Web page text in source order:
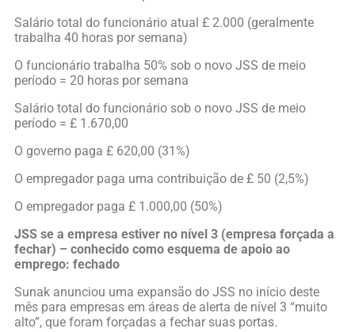
Salário total do funcionário atual £ 2.000 (geralmente
trabalha 40 horas por semana)
O funcionário trabalha 50% sob o novo JSS de meio
período = 20 horas por semana
Salário total do funcionário sob o novo JSS de meio
período = £ 1.670,00
O governo paga £ 620,00 (31%)
O empregador paga uma contribuição de £ 50 (2,5%)
O empregador paga £ 1.000,00 (50%)
JSS se a empresa estiver no nível 3 (empresa forçada a
fechar) – conhecido como esquema de apoio ao
emprego: fechado
Sunak anunciou uma expansão do JSS no início deste
mês para empresas em áreas de alerta de nível 3 “muito
alto”, que foram forçadas a fechar suas portas.